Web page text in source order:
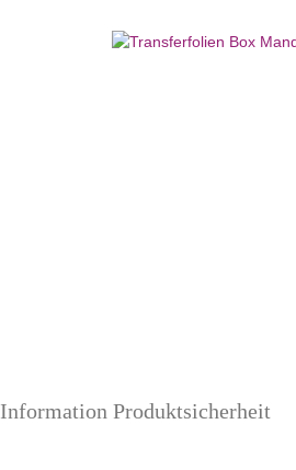
Information Produktsicherheit